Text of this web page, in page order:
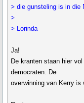
> die gunsteling is in die
>
> Lorinda
Ja!
De kranten staan hier
democraten. De
overwinning van Kerry is